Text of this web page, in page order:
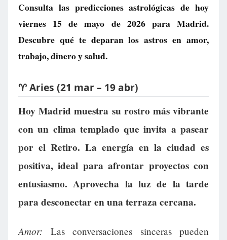
Consulta las predicciones astrológicas de hoy
viernes 15 de mayo de 2026 para Madrid.
Descubre qué te deparan los astros en amor,
trabajo, dinero y salud.
♈ Aries (21 mar – 19 abr)
Hoy Madrid muestra su rostro más vibrante
con un clima templado que invita a pasear
por el Retiro. La energía en la ciudad es
positiva, ideal para afrontar proyectos con
entusiasmo. Aprovecha la luz de la tarde
para desconectar en una terraza cercana.
Amor: Las conversaciones sinceras pueden